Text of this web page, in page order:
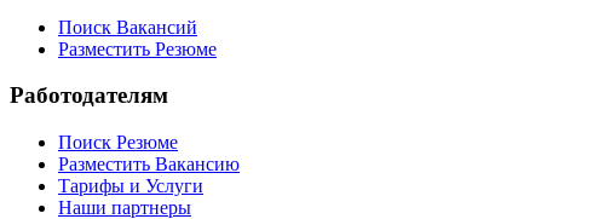
Поиск Вакансий
Разместить Резюме
Работодателям
Поиск Резюме
Разместить Вакансию
Тарифы и Услуги
Наши партнеры